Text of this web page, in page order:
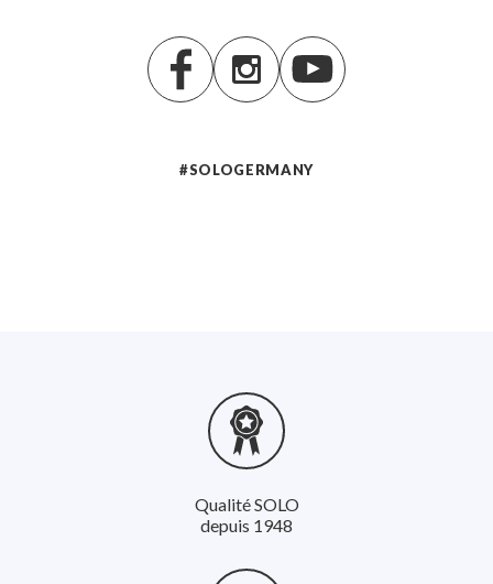
Pompe haute pression brevetée
La pompe spécialement développée, avec une pression allant
Protection des denrées en agriculture
#SOLOGERMANY
Qualité SOLO
depuis 1948